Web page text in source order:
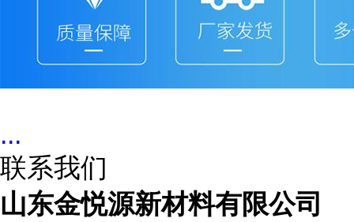
...
联系我们
山东金悦源新材料有限公司